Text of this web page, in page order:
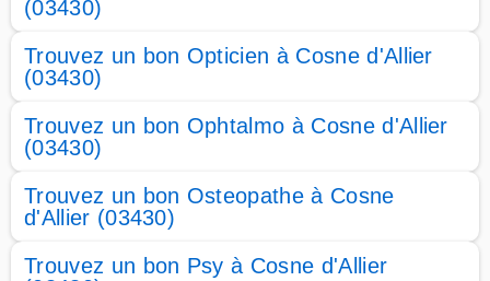
(03430)
Trouvez un bon Opticien à Cosne d'Allier
(03430)
Trouvez un bon Ophtalmo à Cosne d'Allier
(03430)
Trouvez un bon Osteopathe à Cosne
d'Allier (03430)
Trouvez un bon Psy à Cosne d'Allier